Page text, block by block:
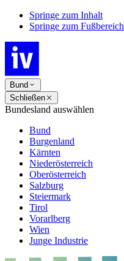
Springe zum Inhalt
Springe zum Fußbereich
Bund
Schließen
Bundesland auswählen
Bund
Burgenland
Kärnten
Niederösterreich
Oberösterreich
Salzburg
Steiermark
Tirol
Vorarlberg
Wien
Junge Industrie